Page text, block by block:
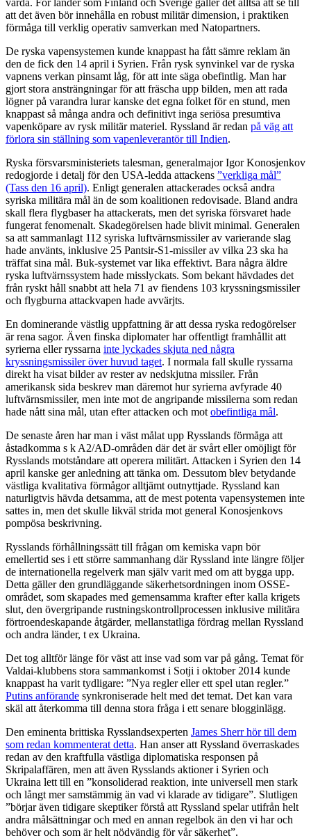
värda. För länder som Finland och Sverige gäller det alltså att se till
att det även bör innehålla en robust militär dimension, i praktiken
förmåga till verklig operativ samverkan med Natopartners.
De ryska vapensystemen kunde knappast ha fått sämre reklam än
den de fick den 14 april i Syrien. Från rysk synvinkel var de ryska
vapnens verkan pinsamt låg, för att inte säga obefintlig. Man har
gjort stora ansträngningar för att fräscha upp bilden, men att rada
lögner på varandra lurar kanske det egna folket för en stund, men
knappast så många andra och definitivt inga seriösa presumtiva
vapenköpare av rysk militär materiel. Ryssland är redan på väg att
förlora sin ställning som vapenleverantör till Indien.
Ryska försvarsministeriets talesman, generalmajor Igor Konosjenkov
redogjorde i detalj för den USA-ledda attackens ”verkliga mål”
(Tass den 16 april). Enligt generalen attackerades också andra
syriska militära mål än de som koalitionen redovisade. Bland andra
skall flera flygbaser ha attackerats, men det syriska försvaret hade
fungerat fenomenalt. Skadegörelsen hade blivit minimal. Generalen
sa att sammanlagt 112 syriska luftvärnsmissiler av varierande slag
hade använts, inklusive 25 Pantsir-S1-missiler av vilka 23 ska ha
träffat sina mål. Buk-systemet var lika effektivt. Bara några äldre
ryska luftvärnssystem hade misslyckats. Som bekant hävdades det
från ryskt håll snabbt att hela 71 av fiendens 103 kryssningsmissiler
och flygburna attackvapen hade avvärjts.
En dominerande västlig uppfattning är att dessa ryska redogörelser
är rena sagor. Även finska diplomater har offentligt framhållit att
syrierna eller ryssarna inte lyckades skjuta ned några
kryssningsmissiler över huvud taget. I normala fall skulle ryssarna
direkt ha visat bilder av rester av nedskjutna missiler. Från
amerikansk sida beskrev man däremot hur syrierna avfyrade 40
luftvärnsmissiler, men inte mot de angripande missilerna som redan
hade nått sina mål, utan efter attacken och motobefintliga mål.
De senaste åren har man i väst målat upp Rysslands förmåga att
åstadkomma s k A2/AD-områden där det är svårt eller omöjligt för
Rysslands motståndare att operera militärt. Attacken i Syrien den 14
april kanske ger anledning att tänka om. Dessutom blev betydande
västliga kvalitativa förmågor alltjämt outnyttjade. Ryssland kan
naturligtvis hävda detsamma, att de mest potenta vapensystemen inte
sattes in, men det skulle likväl strida mot general Konosjenkovs
pompösa beskrivning.
Rysslands förhållningssätt till frågan om kemiska vapn bör
emellertid ses i ett större sammanhang där Ryssland inte längre följer
de internationella regelverk man själv varit med om att bygga upp.
Detta gäller den grundläggande säkerhetsordningen inom OSSE-
området, som skapades med gemensamma krafter efter kalla krigets
slut, den övergripande rustningskontrollprocessen inklusive militära
förtroendeskapande åtgärder, mellanstatliga fördrag mellan Ryssland
och andra länder, t ex Ukraina.
Det tog alltför länge för väst att inse vad som var på gång. Temat för
Valdai-klubbens stora sammankomst i Sotji i oktober 2014 kunde
knappast ha varit tydligare: ”Nya regler eller ett spel utan regler.”
Putins anförande synkroniserade helt med det temat. Det kan vara
skäl att återkomma till denna stora fråga i ett senare blogginlägg.
Den eminenta brittiska Rysslandsexperten James Sherr hör till dem
som redan kommenterat detta. Han anser att Ryssland överraskades
redan av den kraftfulla västliga diplomatiska responsen på
Skripalaffären, men att även Rysslands aktioner i Syrien och
Ukraina lett till en ”konsoliderad reaktion, inte universell men stark
och långt mer samstämmig än vad vi klarade av tidigare”. Slutligen
”börjar även tidigare skeptiker förstå att Ryssland spelar utifrån helt
andra målsättningar och med en annan regelbok än den vi har och
behöver och som är helt nödvändig för vår säkerhet”.